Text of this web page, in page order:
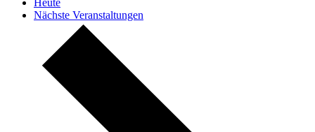
Heute
Nächste Veranstaltungen